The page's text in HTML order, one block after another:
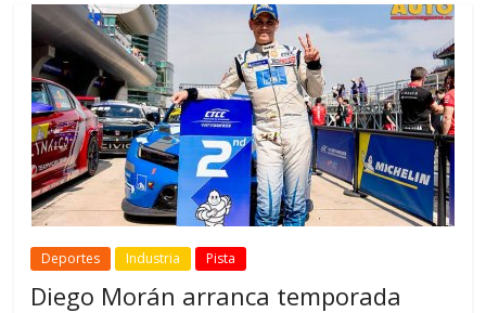
Deportes Industria Pista
Diego Morán arranca temporada